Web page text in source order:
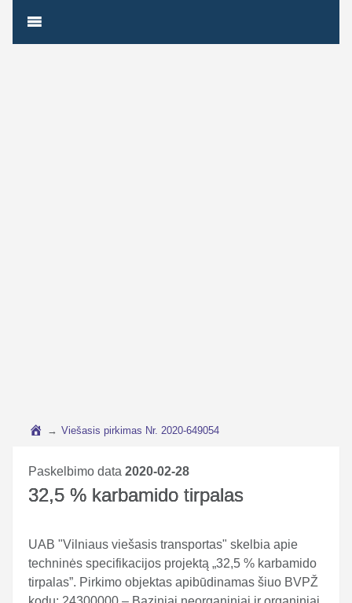
→ Viešasis pirkimas Nr. 2020-649054
Paskelbimo data 2020-02-28
32,5 % karbamido tirpalas
UAB "Vilniaus viešasis transportas" skelbia apie
techninės specifikacijos projektą „32,5 % karbamido
tirpalas”. Pirkimo objektas apibūdinamas šiuo BVPŽ